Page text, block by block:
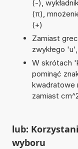
(-),
(π),
(+)
Zamiast
zwykłego
W skrótach
pominąć
kwadratowe
zamiast
lub:
wyboru